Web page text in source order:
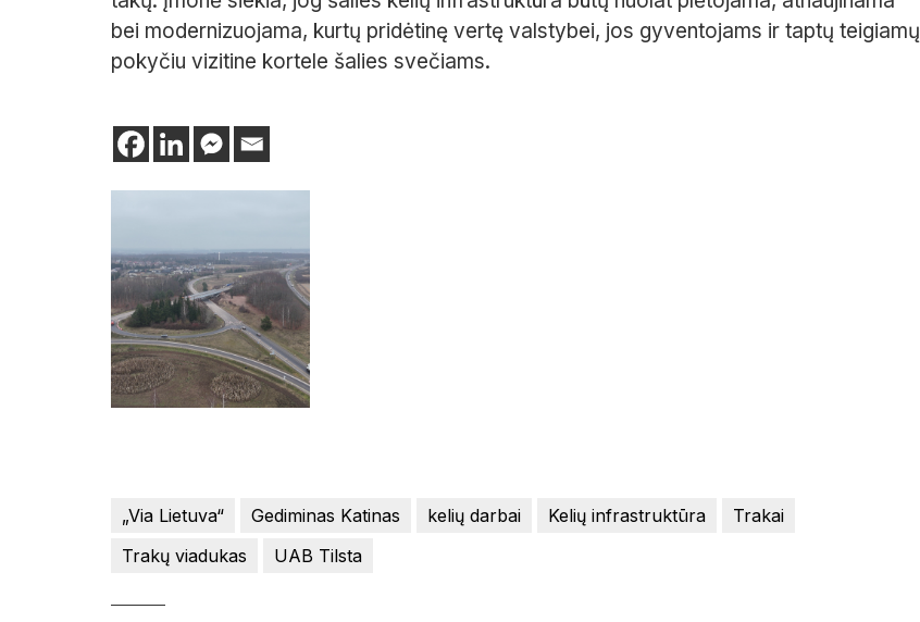
bei modernizuojama, kurtų pridėtinę vertę valstybei, jos gyventojams ir taptų teigiamų
pokyčiu vizitine kortele šalies svečiams.
„Via Lietuva“ Gediminas Katinas kelių darbai Kelių infrastruktūra
Trakai
Trakų viadukas
UAB Tilsta